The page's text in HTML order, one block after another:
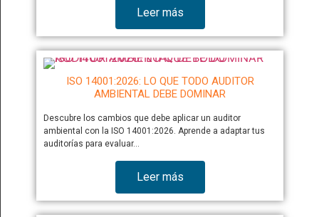
Leer más
ISO 14001:2026: LO QUE TODO AUDITOR
AMBIENTAL DEBE DOMINAR
Descubre los cambios que debe aplicar un auditor
ambiental con la ISO 14001:2026. Aprende a adaptar tus
auditorías para evaluar…
Leer más